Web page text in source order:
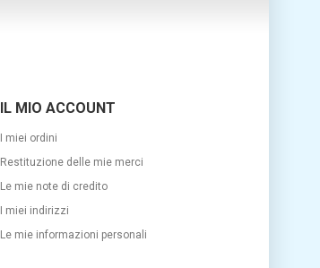
IL MIO ACCOUNT
I miei ordini
Restituzione delle mie merci
Le mie note di credito
I miei indirizzi
Le mie informazioni personali